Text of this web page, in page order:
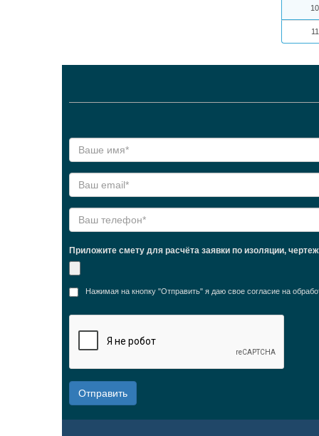
10
11
Приложите смету для расчёта заявки по изоляции,
Нажимая на кнопку "Отправить" я даю свое согласие на
Отправить